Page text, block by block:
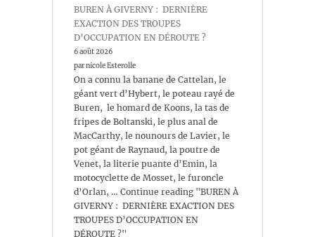
BUREN À GIVERNY : DERNIÈRE
EXACTION DES TROUPES
D’OCCUPATION EN DÉROUTE ?
6 août 2026
par nicole Esterolle
On a connu la banane de Cattelan, le
géant vert d’Hybert, le poteau rayé de
Buren, le homard de Koons, la tas de
fripes de Boltanski, le plus anal de
MacCarthy, le nounours de Lavier, le
pot géant de Raynaud, la poutre de
Venet, la literie puante d’Emin, la
motocyclette de Mosset, le furoncle
d’Orlan, … Continue reading "BUREN À
GIVERNY : DERNIÈRE EXACTION DES
TROUPES D’OCCUPATION EN
DÉROUTE ?"